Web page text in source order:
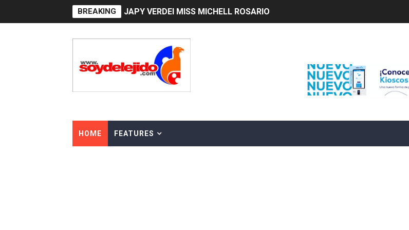
BREAKING JAPY VERDEI MR. EDDY OLIVO (CONTROLANDOELEJIDO.COM)
Dólar bajó 9 cts. y era vendido a $58.44; el euro subió a $68.79
EDENORTE impulsa el desarrollo energético del Cibao Central con
HOME FEATURES